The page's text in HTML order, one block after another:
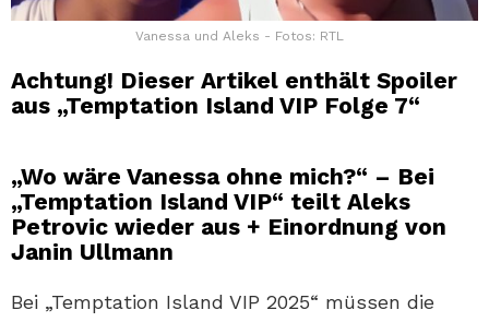
Vanessa und Aleks - Fotos: RTL
Achtung! Dieser Artikel enthält Spoiler
aus „Temptation Island VIP Folge 7“
„Wo wäre Vanessa ohne mich?“ – Bei
„Temptation Island VIP“ teilt Aleks
Petrovic wieder aus + Einordnung von
Janin Ullmann
Bei „Temptation Island VIP 2025“ müssen die